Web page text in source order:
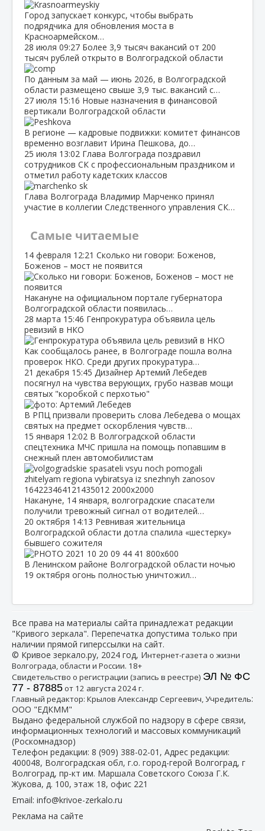
Город запускает конкурс, чтобы выбрать
подрядчика для обновления моста в
Красноармейском…
28 июля 09:27 Более 3,9 тысяч вакансий от 200
тысяч рублей открыто в Волгоградской области
По данным за май — июнь 2026, в Волгоградской
области размещено свыше 3,9 тыс. вакансий с…
27 июля 15:16 Новые назначения в финансовой
вертикали Волгоградской области
В регионе — кадровые подвижки: комитет финансов
временно возглавит Ирина Пешкова, до…
25 июля 13:02 Глава Волгограда поздравил
сотрудников СК с профессиональным праздником и
отметил работу кадетских классов
Глава Волгограда Владимир Марченко принял
участие в коллегии Следственного управления СК…
Самые читаемые
14 февраля 12:21 Сколько ни говори: Боженов,
Боженов – мост не появится
Накануне на официальном портале губернатора
Волгоградской области появилась…
28 марта 15:46 Генпрокуратура объявила цель
ревизий в НКО
Как сообщалось ранее, в Волгограде пошла волна
проверок НКО. Среди других прокуратура…
21 декабря 15:45 Дизайнер Артемий Лебедев
посягнул на чувства верующих, грубо назвав мощи
святых "коробкой с перхотью"
В РПЦ призвали проверить слова Лебедева о мощах
святых на предмет оскорбления чувств…
15 января 12:02 В Волгоградской области
спецтехника МЧС пришла на помощь попавшим в
снежный плен автомобилистам
Накануне, 14 января, волгоградские спасатели
получили тревожный сигнал от водителей…
20 октября 14:13 Ревнивая жительница
Волгоградской области дотла спалила «шестерку»
бывшего сожителя
В Ленинском районе Волгоградской области ночью
19 октября огонь полностью уничтожил…
Все права на материалы сайта принадлежат редакции
"Кривого зеркала". Перепечатка допустима только при
наличии прямой гиперссылки на сайт.
© Кривое зеркало.ру, 2024 год, Интернет-газета о жизни
Волгограда, области и России. 18+
Свидетельство о регистрации (запись в реестре) ЭЛ № ФС
77 - 87885от 12 августа 2024 г.
Главный редактор: Крылов Александр Сергеевич, Учредитель:
ООО "ЕДКММ"
Выдано федеральной службой по надзору в сфере связи,
информационных технологий и массовых коммуникаций
(Роскомнадзор)
Телефон редакции: 8 (909) 388-02-01 , Адрес редакции:
400048, Волгоградская обл, г.о. город-герой Волгоград, г
Волгоград, пр-кт им. Маршала Советского Союза Г.К.
Жукова, д. 100, этаж 18, офис 221
Email: info@krivoe-zerkalo.ru
Реклама на сайте